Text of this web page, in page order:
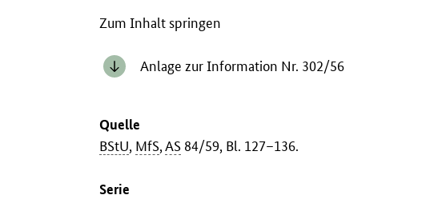
Zum Inhalt springen
Anlage zur Information Nr. 302/56
Quelle
BStU, MfS,AS 84/59, Bl. 127–136.
Serie